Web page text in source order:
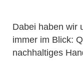
Dabei haben wir
immer im Blick:
nachhaltiges